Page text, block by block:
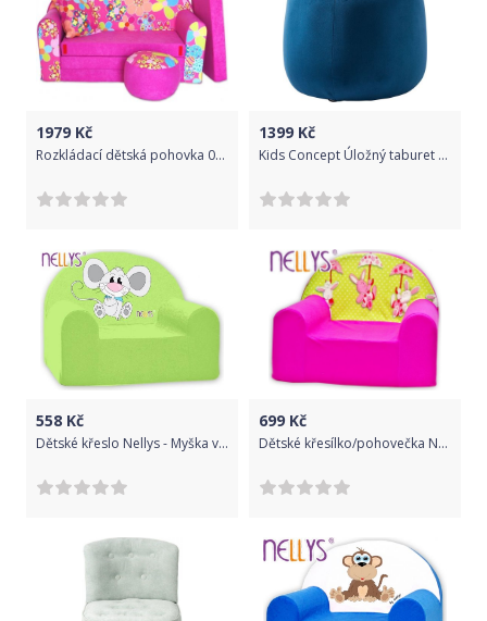
1979 Kč
Rozkládací dětská pohovka 04R
1399 Kč
Kids Concept Úložný taburet kulatý Velvet Blue
558 Kč
Dětské křeslo Nellys - Myška v zeleném
699 Kč
Dětské křesílko/pohovečka Nellys ® - Zajíček a deštník v růžové